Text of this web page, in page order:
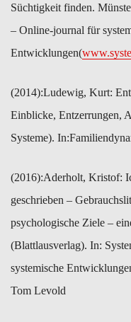
Süchtigkeit finden.
– Online-journal für
Entwicklungen(
(2014):​Ludewig, Kurt:
Einblicke, ​Entzerrungen,
Systeme).
(2016):​Aderholt, Kristof:
geschrieben –
psychologische Ziele –
(Blattlausverlag). In:
systemische
Tom Levold